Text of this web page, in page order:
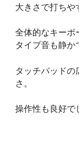
大きさで打ちや
全体的なキーボ
タイプ音も静か
タッチパッド
さ。
操作性も良好で